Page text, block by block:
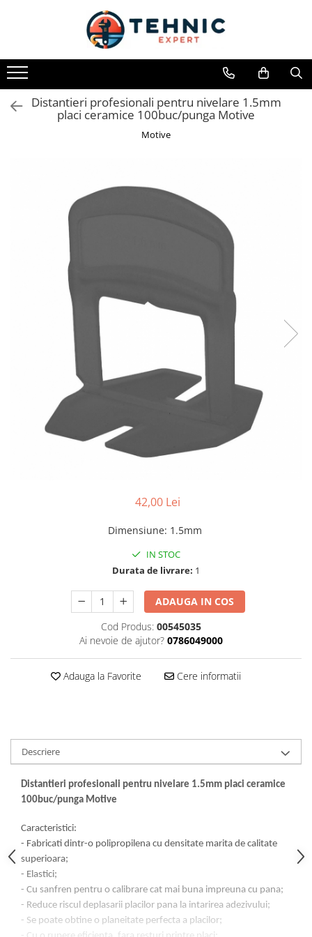
Toate Produsele
Accesorii pentru scule electrice
Accesorii pentru sculele pe aer
Alte accesorii pentru scule
Panze pentru pendular si ferastrau
Benzi adezive, avertizare si
Benzi anti-alunecare
Benzi din aluminiu
Benzi dublu-adezive
Benzi duct tape
Benzi pentru avertizare
Benzi pentru zidarie
Burghie, dalti, spituri
Burghie pentru beton cu prindere
Burghie pentru metal cu cobalt
Burghie pentru metal in trepte -
Burghie pentru metal lungi
Burghie pentru sticla si ceramica
Dalti, spit-uri SDS+ si SDS MAX
Accesorii pentru prelucrare
Carote pentru ceramica
Dischete pentru slefuire ceramica
Carote si accesorii pentru zidarie
carton
Discuri pentru taiere si slefuire
Discuri lamelare cu smirghel
Discuri pentru ferastrau circular
Discuri pentru slefuire gleturi
Distantieri profesionali pentru nivelare 1.5mm
placi ceramice 100buc/punga Motive
Motive
42,00 Lei
Dimensiune: 1.5mm
IN STOC
Durata de livrare: 1
ADAUGA IN COS
Cod Produs: 00545035
Ai nevoie de ajutor? 0786049000
Adauga la Favorite Cere informatii
Descriere
Distantieri profesionali pentru nivelare 1.5mm placi ceramice
100buc/punga Motive
Caracteristici:
- Fabricati dintr-o polipropilena cu densitate marita de calitate
superioara;
- Elastici;
- Cu sanfren pentru o calibrare cat mai buna impreuna cu pana;
- Reduce riscul deplasarii placilor pana la intarirea adezivului;
- Se poate obtine o planeitate perfecta a placilor;